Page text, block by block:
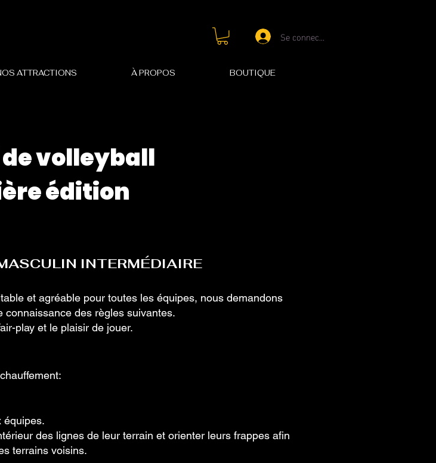
Se connecter
ATTRACTIONS À PROPOS BOUTIQUE
volleyball
édition
INTERMÉDIAIRE
et agréable pour toutes les équipes, nous demandons
des règles suivantes.
play et le plaisir de jouer.
équipes.
des lignes de leur terrain et orienter leurs frappes afin
terrains voisins.